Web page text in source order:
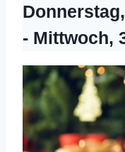
- Mittwoch,